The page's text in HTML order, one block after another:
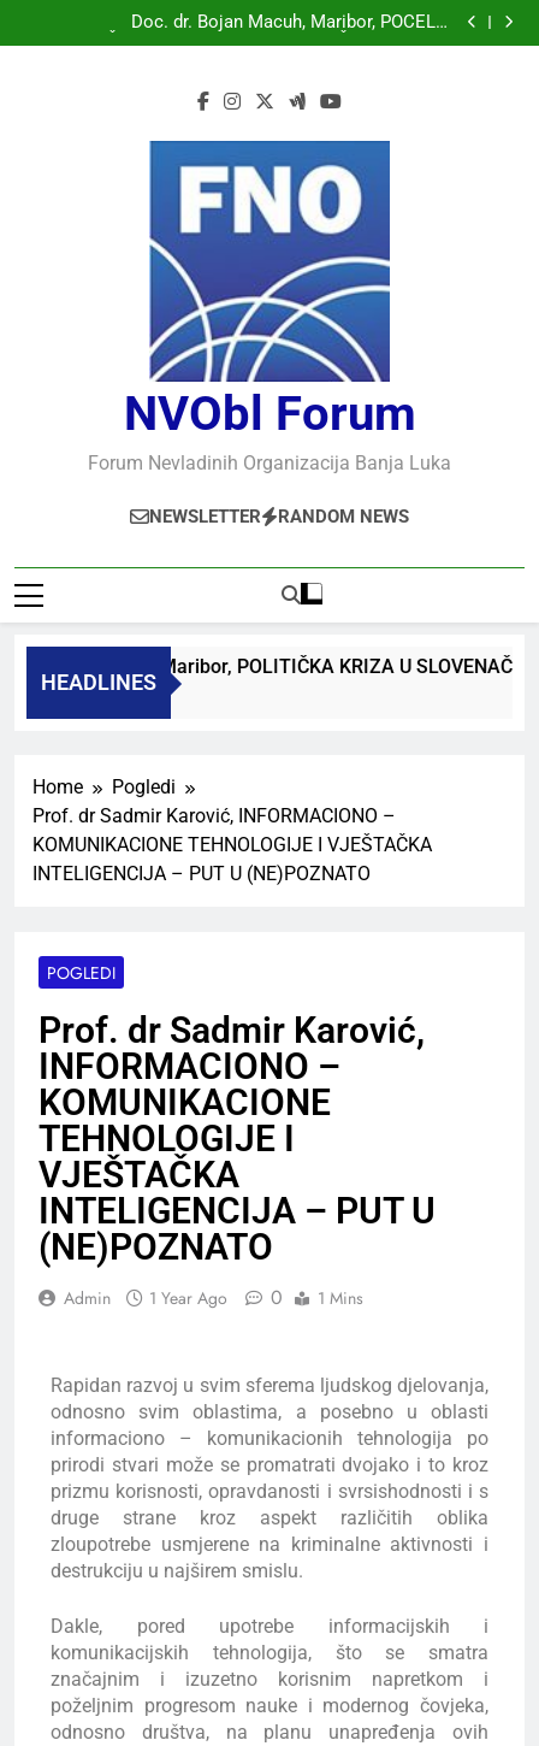
SLOVENAČKOM PARLAMENTU
Doc. dr. Bojan Macuh, Maribor, POČELO
OBILJEŽAVANJE 30 GODINA USPJEŠNOG RADA I
Prof.dr Vaso Bojanić, MOGU LI KOMPJUTERI POSTATI
Doc. dr. Bojan Macuh, Maribor, POLITIČKA KRIZA U
SLOVENAČKOM PARLAMENTU
Doc. dr. Bojan Macuh, Maribor, POČELO
RAZVOJA DEFENDOLOGIJE – POGLED IZ SLOVENIJE
AUTORITARNO LUDILO
NVObl Forum
Forum Nevladinih Organizacija Banja Luka
NEWSLETTER RANDOM NEWS
HEADLINES
Bojan Macuh, Maribor, POLITIČKA KRIZA U
Home
Pogledi
Prof. dr Sadmir Karović, INFORMACIONO –
KOMUNIKACIONE TEHNOLOGIJE I VJEŠTAČKA
INTELIGENCIJA – PUT U (NE)POZNATO
POGLEDI
Prof. dr Sadmir Karović,
INFORMACIONO –
KOMUNIKACIONE
TEHNOLOGIJE I
VJEŠTAČKA
INTELIGENCIJA – PUT U
(NE)POZNATO
Admin 1 Year Ago 0 1 Mins
Rapidan razvoj u svim sferema ljudskog djelovanja,
odnosno svim oblastima, a posebno u oblasti
informaciono – komunikacionih tehnologija po
prirodi stvari može se promatrati dvojako i to kroz
prizmu korisnosti, opravdanosti i svrsishodnosti i s
druge strane kroz aspekt različitih oblika
zloupotrebe usmjerene na kriminalne aktivnosti i
destrukciju u najširem smislu.
Dakle, pored upotrebe informacijskih i
komunikacijskih tehnologija, što se smatra
značajnim i izuzetno korisnim napretkom i
poželjnim progresom nauke i modernog čovjeka,
odnosno društva, na planu unapređenja ovih